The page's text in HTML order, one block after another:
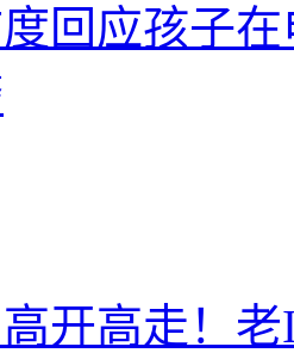
回应孩子
高开高走！